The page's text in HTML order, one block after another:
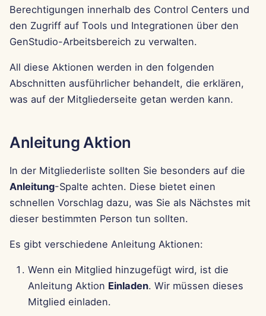
2. Mai 2025
25. Apr 2025
11. Apr 2025
4. Apr 2025
21. Mär 2025
14. Mär 2025
7. Mär 2025
28. Feb 2025
21. Feb 2025
Berechtigungen innerhalb des Control Centers und
den Zugriff auf Tools und Integrationen über den
GenStudio-Arbeitsbereich zu verwalten.
All diese Aktionen werden in den folgenden
Abschnitten ausführlicher behandelt, die erklären,
was auf der Mitgliederseite getan werden kann.
Anleitung Aktion
In der Mitgliederliste sollten Sie besonders auf die
Anleitung-Spalte achten. Diese bietet einen
schnellen Vorschlag dazu, was Sie als Nächstes mit
dieser bestimmten Person tun sollten.
Es gibt verschiedene Anleitung Aktionen:
Wenn ein Mitglied hinzugefügt wird, ist die
Anleitung Aktion Einladen. Wir müssen dieses
Mitglied einladen.